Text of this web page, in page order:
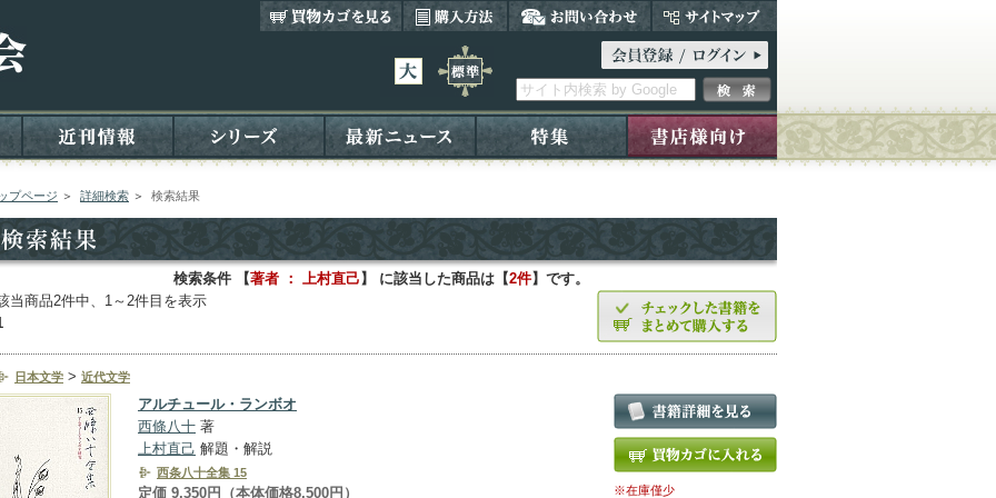
プページ ＞ 詳細検索 ＞ 検索結果
検索条件 【著者 ： 上村直己 】 に該当した商品は【2件】です。
当商品2件中、1～2件目を表示
日本文学 > 近代文学
アルチュール・ランボオ
西條八十 著
上村直己 解題・解説
西条八十全集 15
定価 9,350円（本体価格8,500円） ※在庫僅少